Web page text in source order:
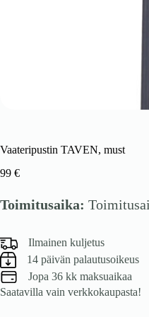
Vaateripustin TAVEN, must
99 €
Toimitusaika:
Ilmainen kuljetus
14 päivän palautusoikeus
Jopa 36 kk maksuaikaa
Saatavilla vain verkkokaupasta!